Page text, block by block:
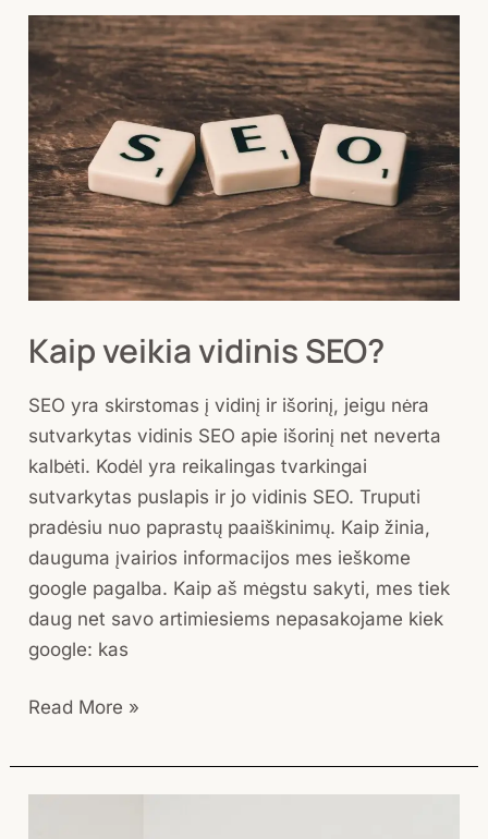
Kaip veikia vidinis SEO?
SEO yra skirstomas į vidinį ir išorinį, jeigu nėra
sutvarkytas vidinis SEO apie išorinį net neverta
kalbėti. Kodėl yra reikalingas tvarkingai
sutvarkytas puslapis ir jo vidinis SEO. Truputi
pradėsiu nuo paprastų paaiškinimų. Kaip žinia,
dauguma įvairios informacijos mes ieškome
google pagalba. Kaip aš mėgstu sakyti, mes tiek
daug net savo artimiesiems nepasakojame kiek
google: kas
Kaip
veikia
vidinis
SEO?
Read More »